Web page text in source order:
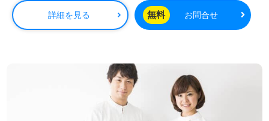
詳細を見る 無料 お問合せ